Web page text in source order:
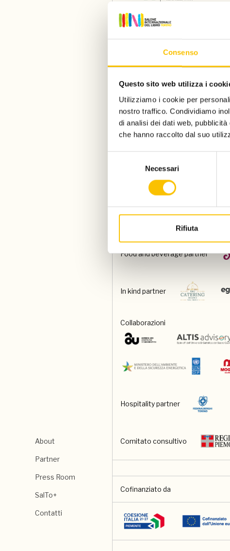
Consenso
Questo sito web utilizza i
Utilizziamo i cookie per
nostro traffico. Condividiamo
di analisi dei dati web,
che hanno raccolto dal suo
Necessari
Rifiuta
About
Partner
Press Room
SalTo+
Contatti
Main partner
Main media partner
Partner
Paese ospite d'onore
Special venue
Food and beverage partner
In kind partner
Collaborazioni
Hospitality partner
Comitato consultivo
Cofinanziato da